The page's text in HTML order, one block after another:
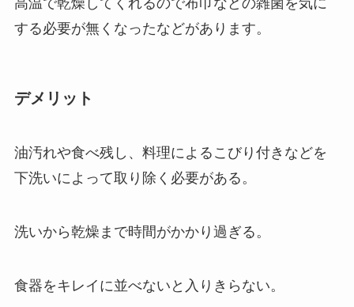
する必要が無くなったなどがあります。
デメリット
油汚れや食べ残し、料理によるこびり付きなどを
下洗いによって取り除く必要がある。
洗いから乾燥まで時間がかかり過ぎる。
食器をキレイに並べないと入りきらない。